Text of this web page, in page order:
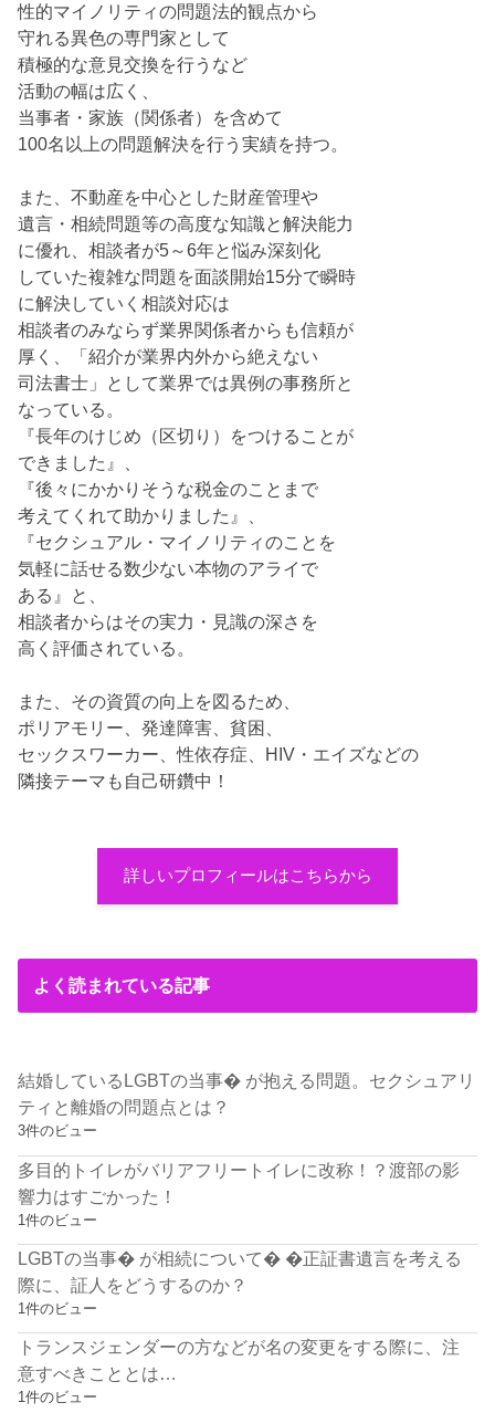
性的マイノリティの問題法的観点から
守れる異色の専門家として
積極的な意見交換を行うなど
活動の幅は広く、
当事者・家族（関係者）を含めて
100名以上の問題解決を行う実績を持つ。
また、不動産を中心とした財産管理や
遺言・相続問題等の高度な知識と解決能力
に優れ、相談者が5～6年と悩み深刻化
していた複雑な問題を面談開始15分で瞬時
に解決していく相談対応は
相談者のみならず業界関係者からも信頼が
厚く、「紹介が業界内外から絶えない
司法書士」として業界では異例の事務所と
なっている。
『長年のけじめ（区切り）をつけることが
できました』、
『後々にかかりそうな税金のことまで
考えてくれて助かりました』、
『セクシュアル・マイノリティのことを
気軽に話せる数少ない本物のアライで
ある』と、
相談者からはその実力・見識の深さを
高く評価されている。
また、その資質の向上を図るため、
ポリアモリー、発達障害、貧困、
セックスワーカー、性依存症、HIV・エイズなどの
隣接テーマも自己研鑽中！
詳しいプロフィールはこちらから
よく読まれている記事
結婚しているLGBTの当事� が抱える問題。セクシュアリ
ティと離婚の問題点とは？
3件のビュー
多目的トイレがバリアフリートイレに改称！？渡部の影
響力はすごかった！
1件のビュー
LGBTの当事� が相続について� �正証書遺言を考える
際に、証人をどうするのか？
1件のビュー
トランスジェンダーの方などが名の変更をする際に、注
意すべきこととは…
1件のビュー